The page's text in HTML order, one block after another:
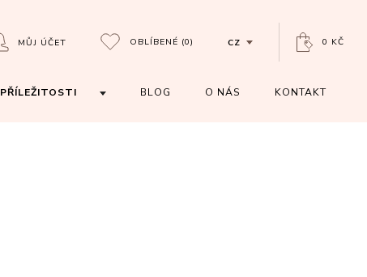
MŮJ ÚČET OBLÍBENÉ (0) CZ 0 KČ
PŘÍLEŽITOSTI BLOG O NÁS KONTAKT